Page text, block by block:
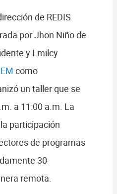
de REDIS
por Jhon Niño de
y Emilcy
como
un taller que se
a 11:00 a.m. La
participación
de programas
30
remota.